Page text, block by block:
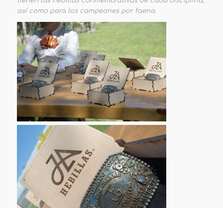
así como para los campeones por faena.